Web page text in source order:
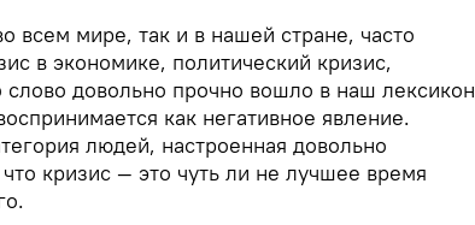
всем мире, так и в нашей стране, часто
в экономике, политический кризис,
довольно прочно вошло в наш лексикон
как негативное явление.
людей, настроенная довольно
кризис — это чуть ли не лучшее время